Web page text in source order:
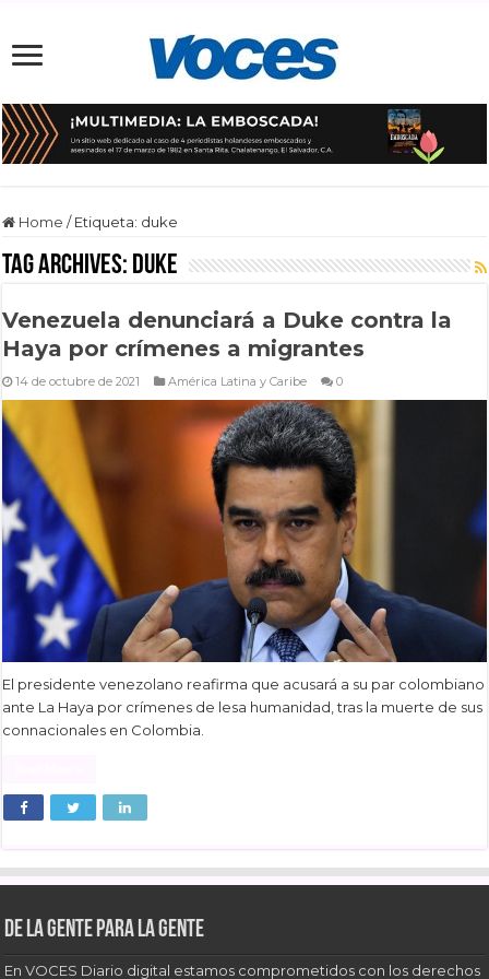
Home / Etiqueta: duke
Tag Archives: duke
Venezuela denunciará a Duke contra la
Haya por crímenes a migrantes
14 de octubre de 2021 América Latina y Caribe 0
El presidente venezolano reafirma que acusará a su par colombiano
ante La Haya por crímenes de lesa humanidad, tras la muerte de sus
connacionales en Colombia.
De la gente para la gente
En VOCES Diario digital estamos comprometidos con los derechos